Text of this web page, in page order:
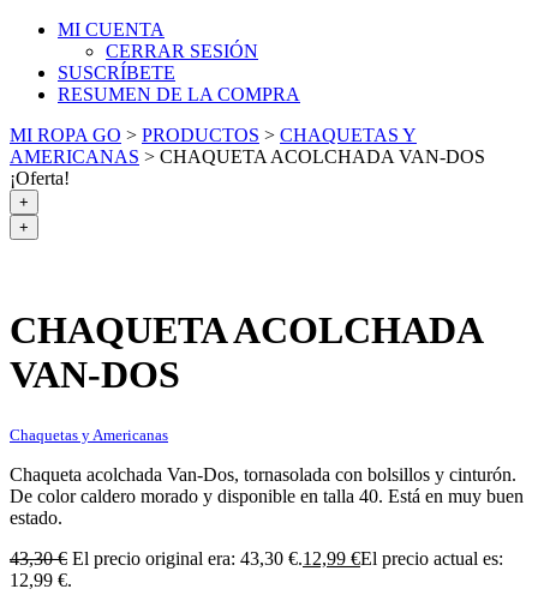
MI CUENTA
CERRAR SESIÓN
SUSCRÍBETE
RESUMEN DE LA COMPRA
MI ROPA GO > PRODUCTOS > CHAQUETAS Y
AMERICANAS > CHAQUETA ACOLCHADA VAN-DOS
¡Oferta!
+
+
CHAQUETA ACOLCHADA
VAN-DOS
Chaquetas y Americanas
Chaqueta acolchada Van-Dos, tornasolada con bolsillos y cinturón.
De color caldero morado y disponible en talla 40. Está en muy buen
estado.
43,30€ El precio original era: 43,30 €.12,99 €El precio actual es:
12,99 €.